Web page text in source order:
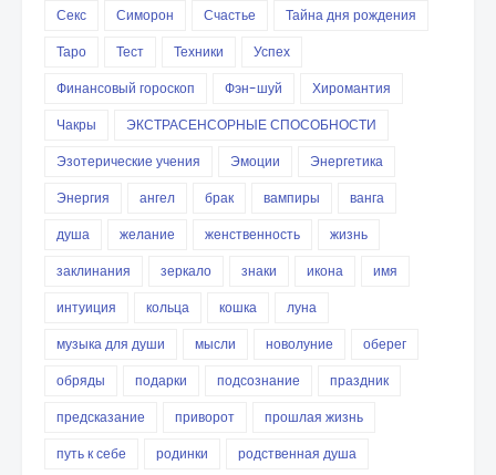
Секс
Симорон Счастье
Тайна дня рождения
Таро
Тест Техники
Успех
Финансовый гороскоп
Фэн-шуй
Хиромантия
Чакры
ЭКСТРАСЕНСОРНЫЕ СПОСОБНОСТИ
Эзотерические учения
Эмоции
Энергетика
Энергия
ангел брак вампиры
ванга
душа
желание женственность
жизнь
заклинания
зеркало знаки икона
имя
интуиция
кольца кошка
луна
музыка для души
мысли новолуние
оберег
обряды
подарки подсознание
праздник
предсказание
приворот
прошлая жизнь
путь к себе
родинки
родственная душа